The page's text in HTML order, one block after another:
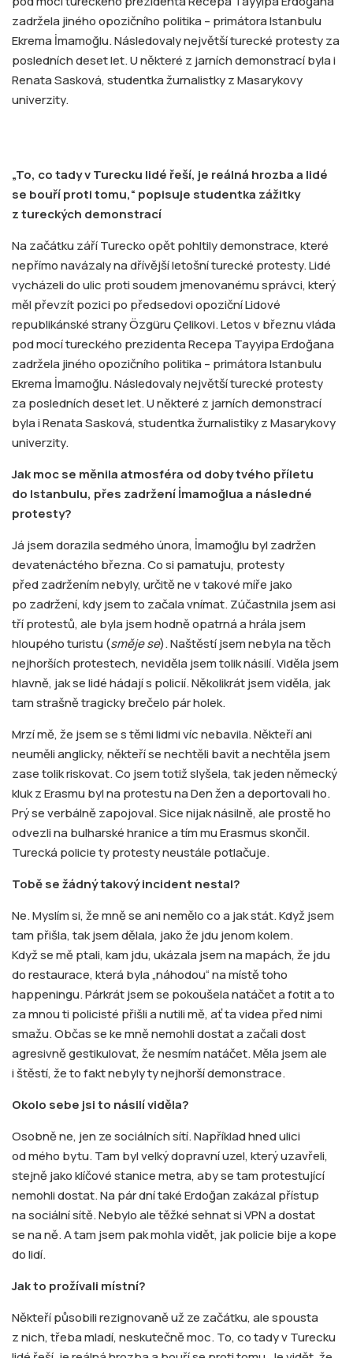
zadržela jiného opozičního politika – primátora Istanbulu
Ekrema İmamoğlu. Následovaly největší turecké protesty za
posledních deset let. U některé z jarních demonstrací byla i
Renata Sasková, studentka žurnalistky z Masarykovy
univerzity.
„To, co tady v Turecku lidé řeší, je reálná hrozba a lidé
se bouří proti tomu,“ popisuje studentka zážitky
z tureckých demonstrací
Na začátku září Turecko opět pohltily demonstrace, které
nepřímo navázaly na dřívější letošní turecké protesty. Lidé
vycházeli do ulic proti soudem jmenovanému správci, který
měl převzít pozici po předsedovi opoziční Lidové
republikánské strany Özgüru Çelikovi. Letos v březnu vláda
pod mocí tureckého prezidenta Recepa Tayyipa Erdoğana
zadržela jiného opozičního politika – primátora Istanbulu
Ekrema İmamoğlu. Následovaly největší turecké protesty
za posledních deset let. U některé z jarních demonstrací
byla i Renata Sasková, studentka žurnalistiky z Masarykovy
univerzity.
Jak moc se měnila atmosféra od doby tvého příletu
do Istanbulu, přes zadržení İmamoğlua a následné
protesty?
Já jsem dorazila sedmého února, İmamoğlu byl zadržen
devatenáctého března. Co si pamatuju, protesty
před zadržením nebyly, určitě ne v takové míře jako
po zadržení, kdy jsem to začala vnímat. Zúčastnila jsem asi
tří protestů, ale byla jsem hodně opatrná a hrála jsem
hloupého turistu (směje se). Naštěstí jsem nebyla na těch
nejhorších protestech, neviděla jsem tolik násilí. Viděla jsem
hlavně, jak se lidé hádají s policií. Několikrát jsem viděla, jak
tam strašně tragicky brečelo pár holek.
Mrzí mě, že jsem se s těmi lidmi víc nebavila. Někteří ani
neuměli anglicky, někteří se nechtěli bavit a nechtěla jsem
zase tolik riskovat. Co jsem totiž slyšela, tak jeden německý
kluk z Erasmu byl na protestu na Den žen a deportovali ho.
Prý se verbálně zapojoval. Sice nijak násilně, ale prostě ho
odvezli na bulharské hranice a tím mu Erasmus skončil.
Turecká policie ty protesty neustále potlačuje.
Tobě se žádný takový incident nestal?
Ne. Myslím si, že mně se ani nemělo co a jak stát. Když jsem
tam přišla, tak jsem dělala, jako že jdu jenom kolem.
Když se mě ptali, kam jdu, ukázala jsem na mapách, že jdu
do restaurace, která byla „náhodou“ na místě toho
happeningu. Párkrát jsem se pokoušela natáčet a fotit a to
za mnou ti policisté přišli a nutili mě, ať ta videa před nimi
smažu. Občas se ke mně nemohli dostat a začali dost
agresivně gestikulovat, že nesmím natáčet. Měla jsem ale
i štěstí, že to fakt nebyly ty nejhorší demonstrace.
Okolo sebe jsi to násilí viděla?
Osobně ne, jen ze sociálních sítí. Například hned ulici
od mého bytu. Tam byl velký dopravní uzel, který uzavřeli,
stejně jako klíčové stanice metra, aby se tam protestující
nemohli dostat. Na pár dní také Erdoğan zakázal přístup
na sociální sítě. Nebylo ale těžké sehnat si VPN a dostat
se na ně. A tam jsem pak mohla vidět, jak policie bije a kope
do lidí.
Jak to prožívali místní?
Někteří působili rezignovaně už ze začátku, ale spousta
z nich, třeba mladí, neskutečně moc. To, co tady v Turecku